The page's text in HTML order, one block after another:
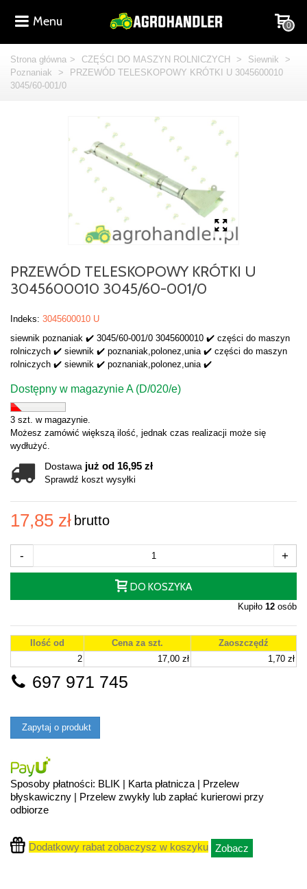
Menu 0
Strona główna > CZĘŚCI DO MASZYN ROLNICZYCH > Siewnik
>
Poznaniak
>
PRZEWÓD TELESKOPOWY KRÓTKI U 3045600010
3045/60-001/0
PRZEWÓD TELESKOPOWY KRÓTKI U
3045600010 3045/60-001/0
Indeks: 3045600010 U
siewnik poznaniak ✔️ 3045/60-001/0 3045600010 ✔️ części do maszyn
rolniczych ✔️ siewnik ✔️ poznaniak,polonez,unia ✔️ części do maszyn
rolniczych ✔️ siewnik ✔️ poznaniak,polonez,unia ✔️
Dostępny w magazynie A (D/020/e)
3 szt. w magazynie.
Możesz zamówić większą ilość, jednak czas realizacji może się
wydłużyć.
Dostawa już od 16,95 zł
Sprawdź koszt wysyłki
17,85 zł brutto
- +
DO KOSZYKA
Kupiło 12 osób
Ilość od Cena za szt.
Zaoszczędź
2
17,00 zł 1,70 zł
697 971 745
Zapytaj o produkt
Sposoby płatności: BLIK | Karta płatnicza | Przelew
błyskawiczny | Przelew zwykły lub zapłać kurierowi przy
odbiorze
Dodatkowy rabat zobaczysz w koszyku Zobacz